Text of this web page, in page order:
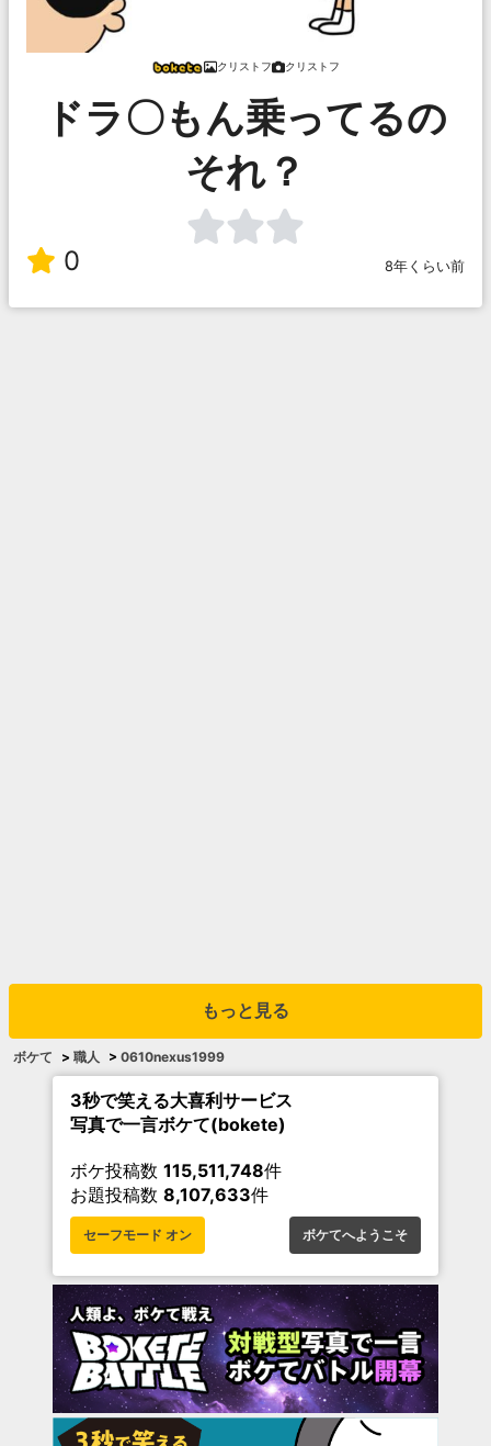
クリストフ クリストフ
ドラ〇もん乗ってるの
それ？
0 8年くらい前
もっと見る
ボケて > 職人 > 0610nexus1999
3秒で笑える大喜利サービス
写真で一言ボケて(bokete)
ボケ投稿数 115,511,748件
お題投稿数 8,107,633件
セーフモード オン ボケてへようこそ